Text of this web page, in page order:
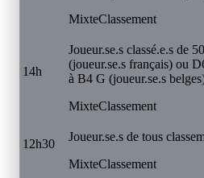
MixteClassement
14h
Joueur.se.s classé.e.s de
(joueur.se.s français) ou
à B4 G (joueur.se.s
MixteClassement
12h30
Joueur.se.s de tous
MixteClassement